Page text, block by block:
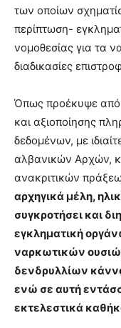
των οποίων
περίπτωση-
νομοθεσίας για τα
διαδικασίες
Όπως προέκυψε από
και αξιοποίησης
δεδομένων, με
αλβανικών Αρχών,
ανακριτικών
αρχηγικά μέλη,
συγκροτήσει και
εγκληματική
ναρκωτικών
δενδρυλλίων
ενώ σε αυτή
εκτελεστικά